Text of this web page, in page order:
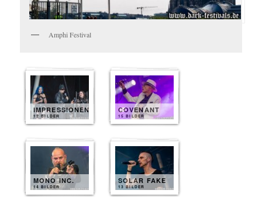
Amphi Festival
IMPRESSIONEN
12 BILDER
COVENANT
15 BILDER
MONO INC.
14 BILDER
SOLAR FAKE
13 BILDER